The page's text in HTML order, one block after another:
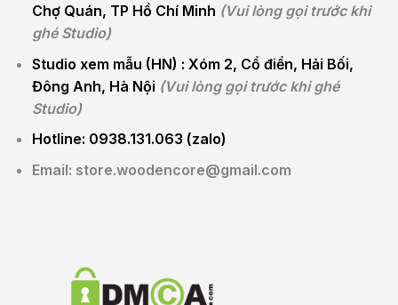
Chợ Quán, TP Hồ Chí Minh (Vui lòng gọi trước khi
ghé Studio)
Studio xem mẫu (HN) : Xóm 2, Cổ điển, Hải Bối,
Đông Anh, Hà Nội (Vui lòng gọi trước khi ghé
Studio)
Hotline: 0938.131.063 (zalo)
Email: store.woodencore@gmail.com